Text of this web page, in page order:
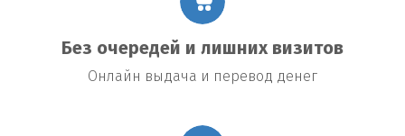
Без очередей и лишних визитов
Онлайн выдача и перевод денег